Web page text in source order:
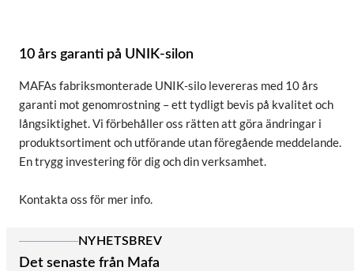
10 års garanti på UNIK-silon
MAFAs fabriksmonterade UNIK-silo levereras med 10 års
garanti mot genomrostning – ett tydligt bevis på kvalitet och
långsiktighet. Vi förbehåller oss rätten att göra ändringar i
produktsortiment och utförande utan föregående meddelande.
En trygg investering för dig och din verksamhet.
Kontakta oss för mer info.
NYHETSBREV
Det senaste från Mafa